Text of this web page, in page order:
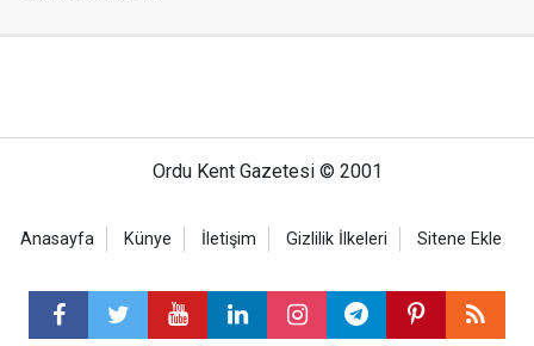
Ordu Kent Gazetesi © 2001
Anasayfa Künye İletişim Gizlilik İlkeleri Sitene Ekle